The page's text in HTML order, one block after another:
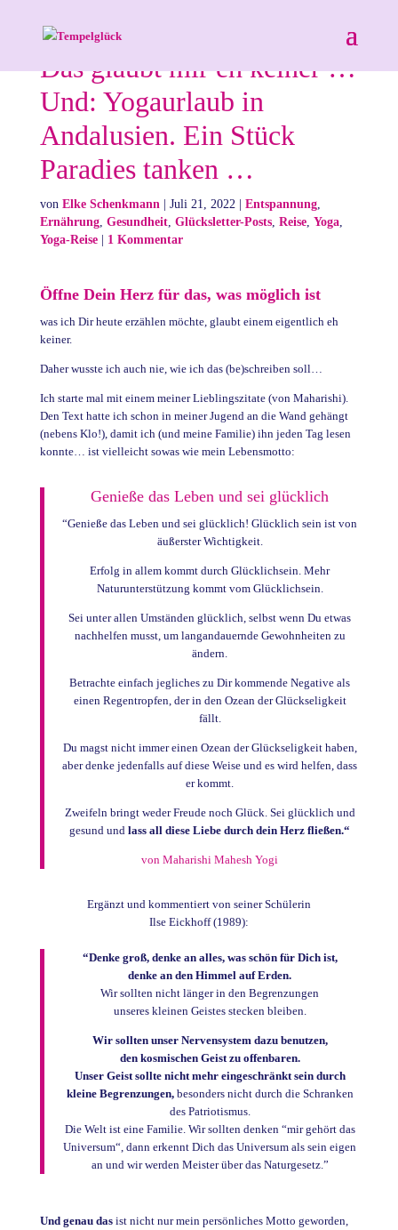
Das glaubt mir eh keiner …
Und: Yogaurlaub in
Andalusien. Ein Stück
Paradies tanken …
von Elke Schenkmann| Juli 21, 2022| Entspannung,
Ernährung, Gesundheit, Glücksletter-Posts, Reise, Yoga,
Yoga-Reise| 1 Kommentar
Öffne Dein Herz für das, was möglich ist
was ich Dir heute erzählen möchte, glaubt einem eigentlich eh
keiner.
Daher wusste ich auch nie, wie ich das (be)schreiben soll…
Ich starte mal mit einem meiner Lieblingszitate (von Maharishi).
Den Text hatte ich schon in meiner Jugend an die Wand gehängt
(nebens Klo!), damit ich (und meine Familie) ihn jeden Tag lesen
konnte… ist vielleicht sowas wie mein Lebensmotto:
Genieße das Leben und sei glücklich
“Genieße das Leben und sei glücklich! Glücklich sein ist von
äußerster Wichtigkeit.
Erfolg in allem kommt durch Glücklichsein. Mehr
Naturunterstützung kommt vom Glücklichsein.
Sei unter allen Umständen glücklich, selbst wenn Du etwas
nachhelfen musst, um langandauernde Gewohnheiten zu
ändern.
Betrachte einfach jegliches zu Dir kommende Negative als
einen Regentropfen, der in den Ozean der Glückseligkeit
fällt.
Du magst nicht immer einen Ozean der Glückseligkeit haben,
aber denke jedenfalls auf diese Weise und es wird helfen, dass
er kommt.
Zweifeln bringt weder Freude noch Glück. Sei glücklich und
gesund undlass all diese Liebe durch dein Herz fließen.“
von Maharishi Mahesh Yogi
Ergänzt und kommentiert von seiner Schülerin
Ilse Eickhoff (1989):
“Denke groß, denke an alles, was schön für Dich ist,
denke an den Himmel auf Erden.
Wir sollten nicht länger in den Begrenzungen
unseres kleinen Geistes stecken bleiben.
Wir sollten unser Nervensystem dazu benutzen,
den kosmischen Geist zu offenbaren.
Unser Geist sollte nicht mehr eingeschränkt sein durch
kleine Begrenzungen, besonders nicht durch die Schranken
des Patriotismus.
Die Welt ist eine Familie. Wir sollten denken “mir gehört das
Universum“, dann erkennt Dich das Universum als sein eigen
an und wir werden Meister über das Naturgesetz.”
Und genau das ist nicht nur mein persönliches Motto geworden,